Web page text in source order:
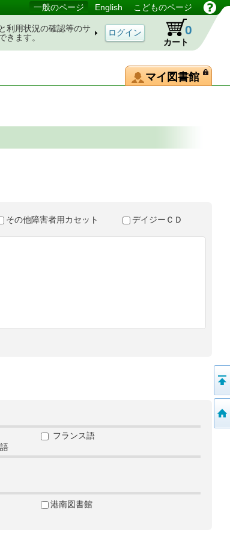
一般のページ English こどものページ
利用状況の確認等のサ
きます。
カート
0
マイ図書館
その他障害者用カセット デイジーＣＤ
フランス語
港南図書館